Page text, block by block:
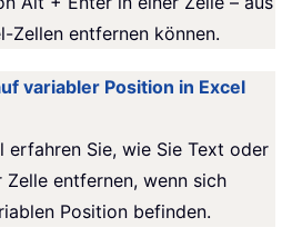
Zellen entfernen können.
variabler Position in Excel
erfahren Sie, wie Sie Text oder
Zelle entfernen, wenn sich
Position befinden.